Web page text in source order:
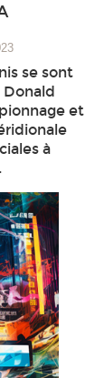
se sont
et
à